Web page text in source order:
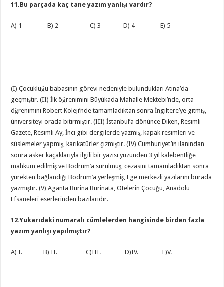
11.Bu parçada kaç tane yazım yanlışı vardır?
A) 1 B) 2 C) 3 D) 4 E) 5
(I) Çocukluğu babasının görevi nedeniyle bulundukları Atina’da
geçmiştir. (II) İlk öğrenimini Büyükada Mahalle Mektebi’nde, orta
öğrenimini Robert Koleji’nde tamamladıktan sonra İngiltere’ye gitmiş,
üniversiteyi orada bitirmiştir. (III) İstanbul’a dönünce Diken, Resimli
Gazete, Resimli Ay, İnci gibi dergilerde yazmış, kapak resimleri ve
süslemeler yapmış, karikatürler çizmiştir. (IV) Cumhuriyet’in ilanından
sonra asker kaçaklarıyla ilgili bir yazısı yüzünden 3 yıl kalebentliğe
mahkum edilmiş ve Bodrum’a sürülmüş, cezasını tamamladıktan sonra
yürekten bağlandığı Bodrum’a yerleşmiş, Ege merkezli yazılarını burada
yazmıştır. (V) Aganta Burina Burinata, Ötelerin Çocuğu, Anadolu
Efsaneleri eserlerinden bazılarıdır.
12.Yukarıdaki numaralı cümlelerden hangisinde birden fazla
yazım yanlışı yapılmıştır?
A) I. B) II. C)III. D)IV. E)V.